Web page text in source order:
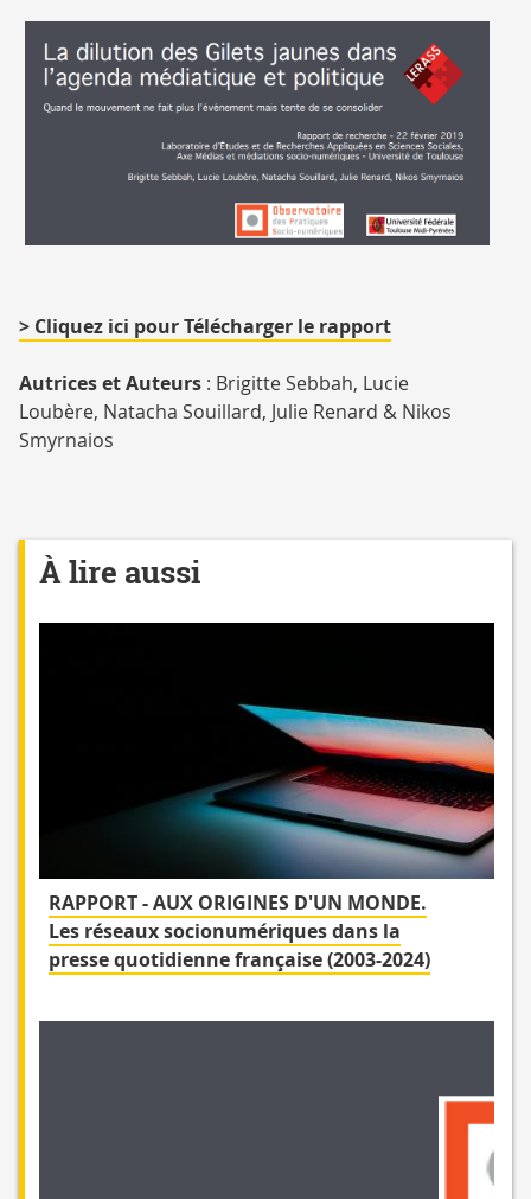
> Cliquez ici pour Télécharger le rapport
Autrices et Auteurs : Brigitte Sebbah, Lucie
Loubère, Natacha Souillard, Julie Renard & Nikos
Smyrnaios
À lire aussi
RAPPORT - AUX ORIGINES D'UN MONDE.
Les réseaux socionumériques dans la
presse quotidienne française (2003-2024)